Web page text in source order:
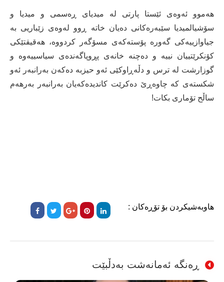
ھەموو ئەوەی ئێستا پارتی لە میدیای ڕەسمی و میدیا و
سۆشیالمیدیا سێبەرەکانی دەیان خاتە ڕوو لەوەی زێباریی بە
جیاوازییەکی گەورە پۆستەکەی مسۆگەر کردووە، ھەقیقتێکی
کۆنکرێتییان نییە و دەچنە خانەی پڕوپاگەندەی سیاسییەوە و
گوزارشت لە ترس و دڵەڕاوکێی ئەو حیزبە دەکەن بەرانبەر ئەو
شکستەی کە چاوەڕێ دەکرێت کاندیدەکەیان بەرانبەر بەرھەم
ساڵح تۆماری بکات!
هاوبەشیکردن بۆ تۆڕەکان :
ڕەنگە ئەمانەشت بەدڵبێت